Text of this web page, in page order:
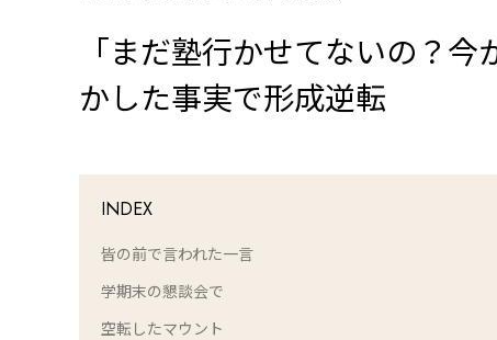
「まだ塾行かせてないの？
かした事実で形成逆転
INDEX
皆の前で言われた一言
学期末の懇談会で
空転したマウント